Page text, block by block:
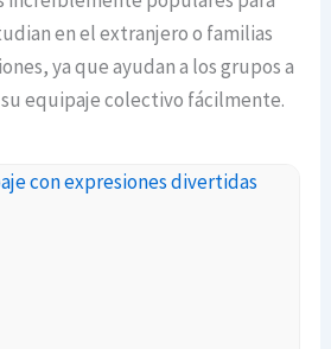
en el extranjero o familias
ya que ayudan a los grupos a
equipaje colectivo fácilmente.